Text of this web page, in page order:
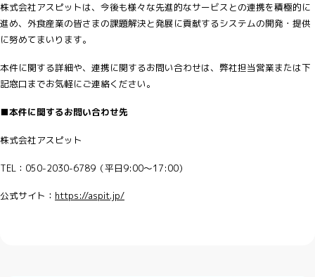
株式会社アスピットは、今後も様々な先進的なサービスとの連携を積極的に
進め、外食産業の皆さまの課題解決と発展に貢献するシステムの開発・提供
に努めてまいります。
本件に関する詳細や、連携に関するお問い合わせは、弊社担当営業または下
記窓口までお気軽にご連絡ください。
■本件に関するお問い合わせ先
株式会社アスピット
TEL：050-2030-6789（平日9:00〜17:00）
公式サイト： https://aspit.jp/